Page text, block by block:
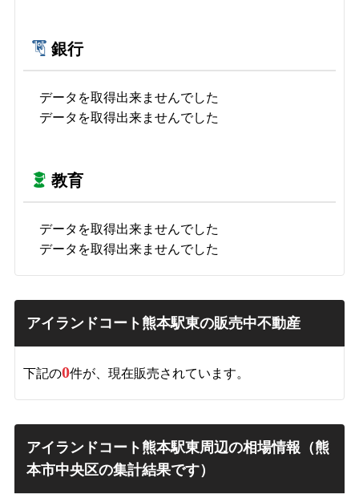
銀行
データを取得出来ませんでした
データを取得出来ませんでした
教育
データを取得出来ませんでした
データを取得出来ませんでした
アイランドコート熊本駅東の販売中不動産
下記の0件が、現在販売されています。
アイランドコート熊本駅東周辺の相場情報（熊
本市中央区の集計結果です）